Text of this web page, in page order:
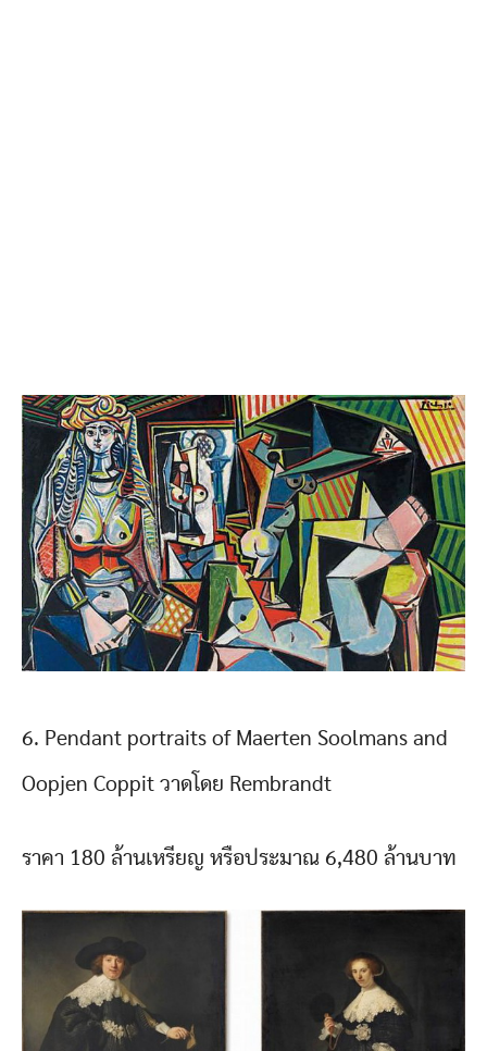
6. Pendant portraits of Maerten Soolmans and
Oopjen Coppit วาดโดย Rembrandt
ราคา 180 ล้านเหรียญ หรือประมาณ 6,480 ล้านบาท